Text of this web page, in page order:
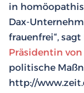
in
Dax-
frauenfrei“, sagt
Präsidentin von
politische
http://